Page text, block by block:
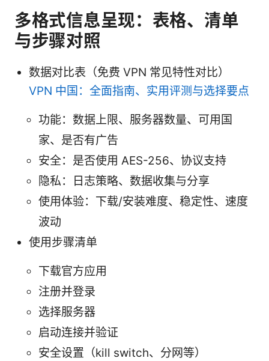
多格式信息呈现：表格、清单
与步骤对照
数据对比表（免费 VPN 常见特性对比）
VPN 中国：全面指南、实用评测与选择要点
功能：数据上限、服务器数量、可用国
家、是否有广告
安全：是否使用 AES-256、协议支持
隐私：日志策略、数据收集与分享
使用体验：下载/安装难度、稳定性、速度
波动
使用步骤清单
下载官方应用
注册并登录
选择服务器
启动连接并验证
安全设置（kill switch、分网等）